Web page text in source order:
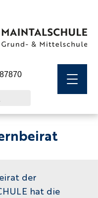
der
hat die